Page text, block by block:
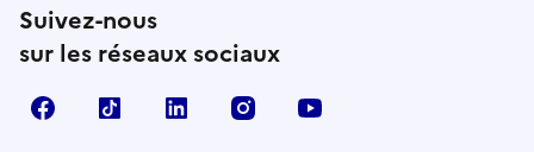
Suivez-nous
sur les réseaux sociaux
FacebookTikTok Linkedin Instagram